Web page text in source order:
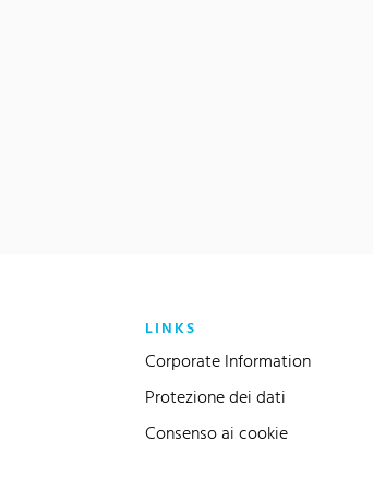
LINKS
Corporate Information
Protezione dei dati
Consenso ai cookie